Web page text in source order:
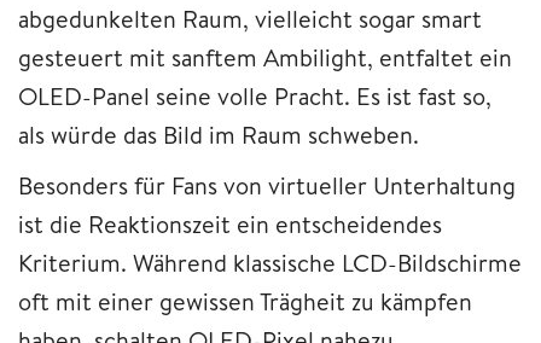
abgedunkelten Raum, vielleicht sogar smart
gesteuert mit sanftem Ambilight, entfaltet ein
OLED-Panel seine volle Pracht. Es ist fast so,
als würde das Bild im Raum schweben.
Besonders für Fans von virtueller Unterhaltung
ist die Reaktionszeit ein entscheidendes
Kriterium. Während klassische LCD-Bildschirme
oft mit einer gewissen Trägheit zu kämpfen